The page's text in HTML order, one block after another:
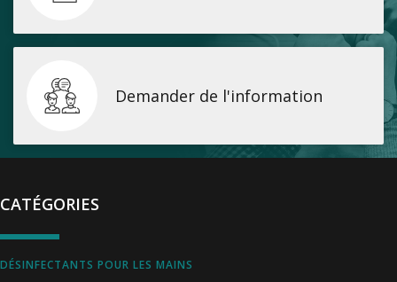
Demander de l'information
CATÉGORIES
DÉSINFECTANTS POUR LES MAINS